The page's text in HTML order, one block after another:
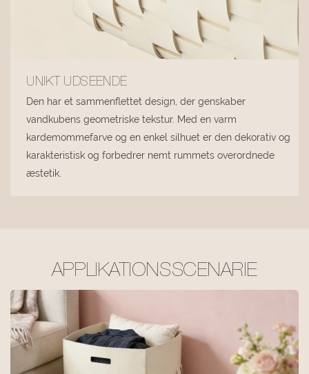
UNIKT UDSEENDE
Den har et sammenflettet design, der genskaber
vandkubens geometriske tekstur. Med en varm
kardemommefarve og en enkel silhuet er den dekorativ og
karakteristisk og forbedrer nemt rummets overordnede
æstetik.
APPLIKATIONSSCENARIE